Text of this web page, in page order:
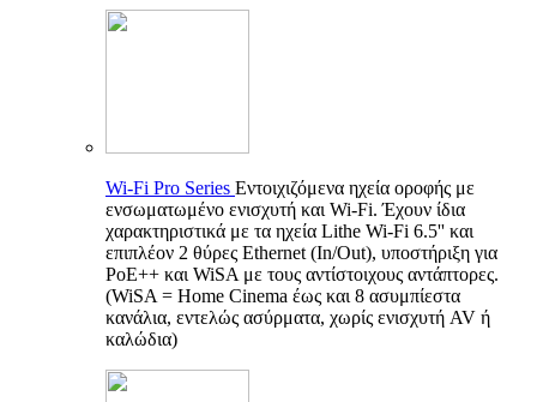
Wi-Fi Pro Series Εντοιχιζόμενα ηχεία οροφής με
ενσωματωμένο ενισχυτή και Wi-Fi. Έχουν ίδια
χαρακτηριστικά με τα ηχεία Lithe Wi-Fi 6.5'' και
επιπλέον 2 θύρες Ethernet (In/Out), υποστήριξη για
PoE++ και WiSA με τους αντίστοιχους αντάπτορες.
(WiSA = Home Cinema έως και 8 ασυμπίεστα
κανάλια, εντελώς ασύρματα, χωρίς ενισχυτή AV ή
καλώδια)